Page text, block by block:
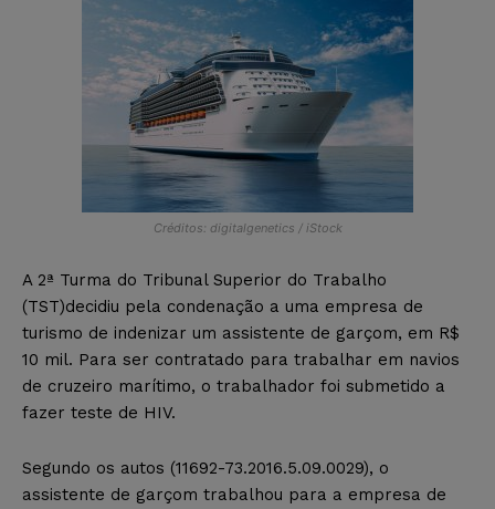
Créditos: digitalgenetics / iStock
A 2ª Turma do Tribunal Superior do Trabalho
(TST)decidiu pela condenação a uma empresa de
turismo de indenizar um assistente de garçom, em R$
10 mil. Para ser contratado para trabalhar em navios
de cruzeiro marítimo, o trabalhador foi submetido a
fazer teste de HIV.
Segundo os autos (11692-73.2016.5.09.0029), o
assistente de garçom trabalhou para a empresa de